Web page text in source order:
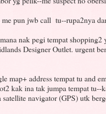
me pun jwb call tu--rupa2nya
nak pegi tempat shopping2
Designer Outlet. urgent
map+ address tempat tu and
kak ina tak jumpa tempat tu--
satellite navigator (GPS) utk